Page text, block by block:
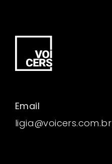
Email
ligia@voicers.com.br